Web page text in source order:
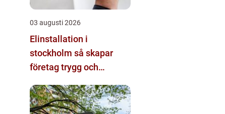
03 augusti 2026
Elinstallation i
stockholm så skapar
företag trygg och